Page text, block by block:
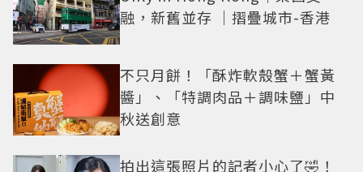
融，新舊並存 ｜摺疊城市-香港
不只月餅！「酥炸軟殼蟹＋蟹黃
醬」、「特調肉品＋調味鹽」中
秋送創意
拍出這張照片的記者小心了🤣！